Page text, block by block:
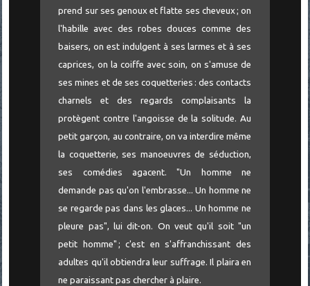
prend sur ses genoux et flatte ses cheveux ; on
l'habille avec des robes douces comme des
baisers, on est indulgent à ses larmes et à ses
caprices, on la coiffe avec soin, on s'amuse de
ses mines et de ses coquetteries : des contacts
charnels et des regards complaisants la
protègent contre l'angoisse de la solitude. Au
petit garçon, au contraire, on va interdire même
la coquetterie, ses manoeuvres de séduction,
ses comédies agacent. "Un homme ne
demande pas qu'on l'embrasse... Un homme ne
se regarde pas dans les glaces... Un homme ne
pleure pas", lui dit-on. On veut qu'il soit "un
petit homme" ; c'est en s'affranchissant des
adultes qu'il obtiendra leur suffrage. Il plaira en
ne paraissant pas chercher à plaire.